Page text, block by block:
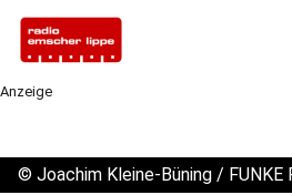
Anzeige
© Joachim Kleine-Büning / FUNKE